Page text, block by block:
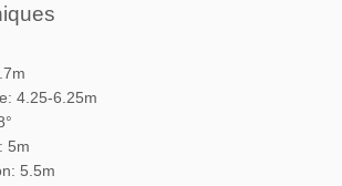
4.25-6.25m
5m
5.5m